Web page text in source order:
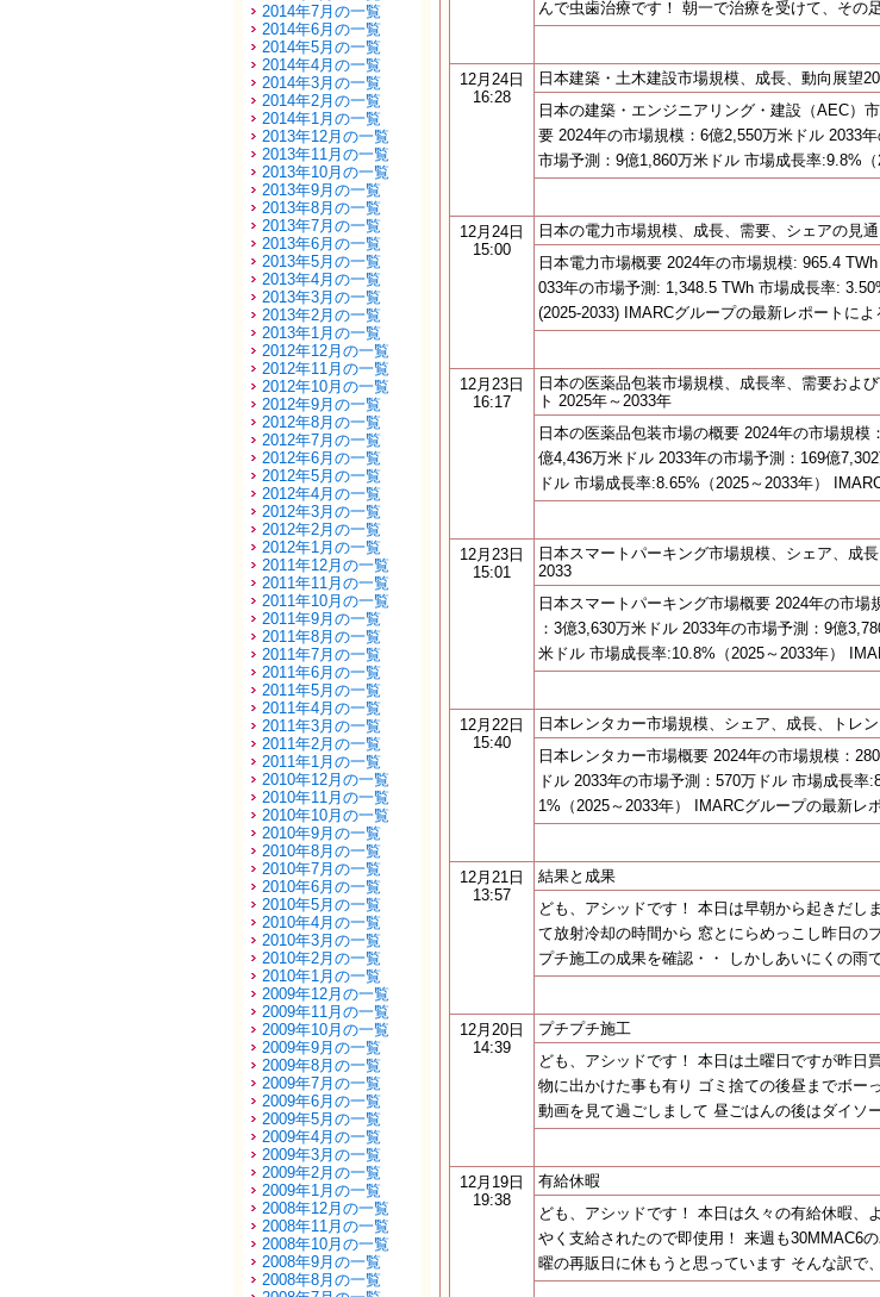
2014年7月の一覧
2014年6月の一覧
2014年5月の一覧
2014年4月の一覧
2014年3月の一覧
2014年2月の一覧
2014年1月の一覧
2013年12月の一覧
2013年11月の一覧
2013年10月の一覧
2013年9月の一覧
2013年8月の一覧
2013年7月の一覧
2013年6月の一覧
2013年5月の一覧
2013年4月の一覧
2013年3月の一覧
2013年2月の一覧
2013年1月の一覧
2012年12月の一覧
2012年11月の一覧
2012年10月の一覧
2012年9月の一覧
2012年8月の一覧
2012年7月の一覧
2012年6月の一覧
2012年5月の一覧
2012年4月の一覧
2012年3月の一覧
2012年2月の一覧
2012年1月の一覧
2011年12月の一覧
2011年11月の一覧
2011年10月の一覧
2011年9月の一覧
2011年8月の一覧
2011年7月の一覧
2011年6月の一覧
2011年5月の一覧
2011年4月の一覧
2011年3月の一覧
2011年2月の一覧
2011年1月の一覧
2010年12月の一覧
2010年11月の一覧
2010年10月の一覧
2010年9月の一覧
2010年8月の一覧
2010年7月の一覧
2010年6月の一覧
2010年5月の一覧
2010年4月の一覧
2010年3月の一覧
2010年2月の一覧
2010年1月の一覧
2009年12月の一覧
2009年11月の一覧
2009年10月の一覧
2009年9月の一覧
2009年8月の一覧
2009年7月の一覧
2009年6月の一覧
2009年5月の一覧
2009年4月の一覧
2009年3月の一覧
2009年2月の一覧
2009年1月の一覧
2008年12月の一覧
2008年11月の一覧
2008年10月の一覧
2008年9月の一覧
2008年8月の一覧
んで虫歯治療です！ 朝一で治療を受けて、その
12月24日
16:28
日本建築・土木建設市場規模、成長、動向展望
日本の建築・エンジニアリング・建設（AEC）
要 2024年の市場規模：6億2,550万米ドル 2033
市場予測：9億1,860万米ドル 市場成長率:9.8%（
12月24日
15:00
日本の電力市場規模、成長、需要、シェアの見
日本電力市場概要 2024年の市場規模: 965.4
033年の市場予測: 1,348.5 TWh 市場成長率:
(2025-2033) IMARCグループの最新レポートによ
12月23日
16:17
日本の医薬品包装市場規模、成長率、需要およ
ト 2025年～2033年
日本の医薬品包装市場の概要 2024年の市場規模
億4,436万米ドル 2033年の市場予測：169億
ドル 市場成長率:8.65%（2025～2033年）
12月23日
15:01
日本スマートパーキング市場規模、シェア、成
2033
日本スマートパーキング市場概要 2024年の市場
：3億3,630万米ドル 2033年の市場予測：9億
米ドル 市場成長率:10.8%（2025～2033年）
12月22日
15:40
日本レンタカー市場規模、シェア、成長、トレ
日本レンタカー市場概要 2024年の市場規模：
ドル 2033年の市場予測：570万ドル 市場成長率
1%（2025～2033年） IMARCグループの最新レ
12月21日
13:57
結果と成果
ども、アシッドです！ 本日は早朝から起きだし
て放射冷却の時間から 窓とにらめっこし昨日の
プチ施工の成果を確認・・ しかしあいにくの雨
12月20日
14:39
プチプチ施工
ども、アシッドです！ 本日は土曜日ですが昨日
物に出かけた事も有り ゴミ捨ての後昼までボー
動画を見て過ごしまして 昼ごはんの後はダイソ
12月19日
19:38
有給休暇
ども、アシッドです！ 本日は久々の有給休暇、
やく支給されたので即使用！ 来週も30MMAC6
曜の再販日に休もうと思っています そんな訳で